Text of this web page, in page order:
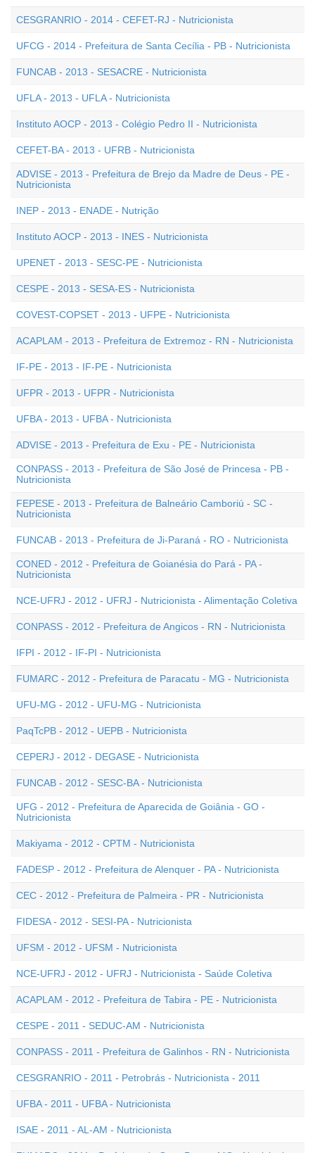
CESGRANRIO - 2014 - CEFET-RJ - Nutricionista
UFCG - 2014 - Prefeitura de Santa Cecília - PB - Nutricionista
FUNCAB - 2013 - SESACRE - Nutricionista
UFLA - 2013 - UFLA - Nutricionista
Instituto AOCP - 2013 - Colégio Pedro II - Nutricionista
CEFET-BA - 2013 - UFRB - Nutricionista
ADVISE - 2013 - Prefeitura de Brejo da Madre de Deus - PE -
Nutricionista
INEP - 2013 - ENADE - Nutrição
Instituto AOCP - 2013 - INES - Nutricionista
UPENET - 2013 - SESC-PE - Nutricionista
CESPE - 2013 - SESA-ES - Nutricionista
COVEST-COPSET - 2013 - UFPE - Nutricionista
ACAPLAM - 2013 - Prefeitura de Extremoz - RN - Nutricionista
IF-PE - 2013 - IF-PE - Nutricionista
UFPR - 2013 - UFPR - Nutricionista
UFBA - 2013 - UFBA - Nutricionista
ADVISE - 2013 - Prefeitura de Exu - PE - Nutricionista
CONPASS - 2013 - Prefeitura de São José de Princesa - PB -
Nutricionista
FEPESE - 2013 - Prefeitura de Balneário Camboriú - SC -
Nutricionista
FUNCAB - 2013 - Prefeitura de Ji-Paraná - RO - Nutricionista
CONED - 2012 - Prefeitura de Goianésia do Pará - PA -
Nutricionista
NCE-UFRJ - 2012 - UFRJ - Nutricionista - Alimentação Coletiva
CONPASS - 2012 - Prefeitura de Angicos - RN - Nutricionista
IFPI - 2012 - IF-PI - Nutricionista
FUMARC - 2012 - Prefeitura de Paracatu - MG - Nutricionista
UFU-MG - 2012 - UFU-MG - Nutricionista
PaqTcPB - 2012 - UEPB - Nutricionista
CEPERJ - 2012 - DEGASE - Nutricionista
FUNCAB - 2012 - SESC-BA - Nutricionista
UFG - 2012 - Prefeitura de Aparecida de Goiânia - GO -
Nutricionista
Makiyama - 2012 - CPTM - Nutricionista
FADESP - 2012 - Prefeitura de Alenquer - PA - Nutricionista
CEC - 2012 - Prefeitura de Palmeira - PR - Nutricionista
FIDESA - 2012 - SESI-PA - Nutricionista
UFSM - 2012 - UFSM - Nutricionista
NCE-UFRJ - 2012 - UFRJ - Nutricionista - Saúde Coletiva
ACAPLAM - 2012 - Prefeitura de Tabira - PE - Nutricionista
CESPE - 2011 - SEDUC-AM - Nutricionista
CONPASS - 2011 - Prefeitura de Galinhos - RN - Nutricionista
CESGRANRIO - 2011 - Petrobrás - Nutricionista - 2011
UFBA - 2011 - UFBA - Nutricionista
ISAE - 2011 - AL-AM - Nutricionista